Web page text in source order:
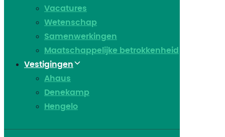
Vacatures
Wetenschap
Samenwerkingen
Maatschappelijke betrokkenheid
Vestigingen
Ahaus
Denekamp
Hengelo